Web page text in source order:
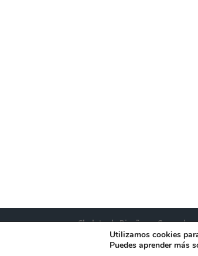
Chalets de Diseño en Granada
Utilizamos cookies
Puedes aprender más